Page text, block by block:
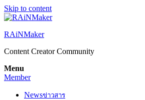
Skip to content
RAiNMaker
Content Creator Community
Menu
Member
Newsข่าวสาร